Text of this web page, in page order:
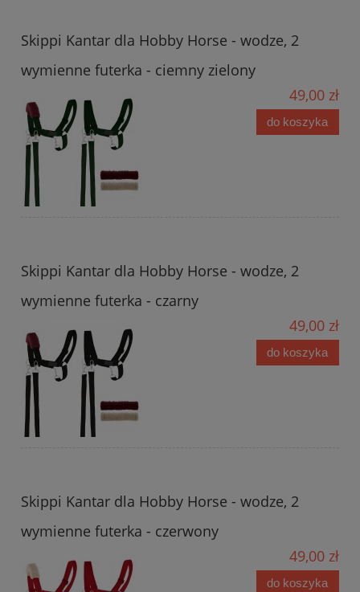
Skippi Kantar dla Hobby Horse - wodze, 2
wymienne futerka - ciemny zielony
49,00 zł
do koszyka
Skippi Kantar dla Hobby Horse - wodze, 2
wymienne futerka - czarny
49,00 zł
do koszyka
Skippi Kantar dla Hobby Horse - wodze, 2
wymienne futerka - czerwony
49,00 zł
do koszyka